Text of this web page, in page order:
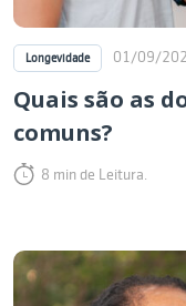
Longevidade 01/09/
Quais são as
comuns?
8 min de Leitura.